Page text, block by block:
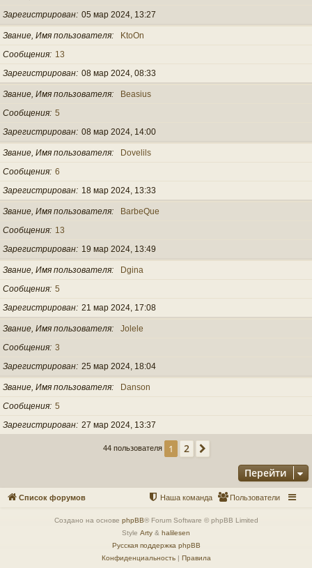
Зарегистрирован 05 мар 2024, 13:27
Звание, Имя пользователя
KtoOn
Сообщения
13
Зарегистрирован 08 мар 2024, 08:33
Звание, Имя пользователя
Beasius
Сообщения 5
Зарегистрирован 08 мар 2024, 14:00
Звание, Имя пользователя
Dovelils
Сообщения 6
Зарегистрирован
18 мар 2024, 13:33
Звание, Имя пользователя
BarbeQue
Сообщения
13
Зарегистрирован
19 мар 2024, 13:49
Звание, Имя пользователя
Dgina
Сообщения 5
Зарегистрирован 21 мар 2024, 17:08
Звание, Имя пользователя
Jolele
Сообщения 3
Зарегистрирован 25 мар 2024, 18:04
Звание, Имя пользователя
Danson
Сообщения 5
Зарегистрирован 27 мар 2024, 13:37
44 пользователя 1 2
Перейти
Список форумов Пользователи
Наша команда
Создано на основе phpBB® Forum Software © phpBB Limited
Style Arty & halilesen
Русская поддержка phpBB
Конфиденциальность| Правила